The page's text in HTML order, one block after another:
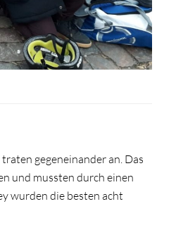
gegeneinander an. Das
und mussten durch einen
wurden die besten acht